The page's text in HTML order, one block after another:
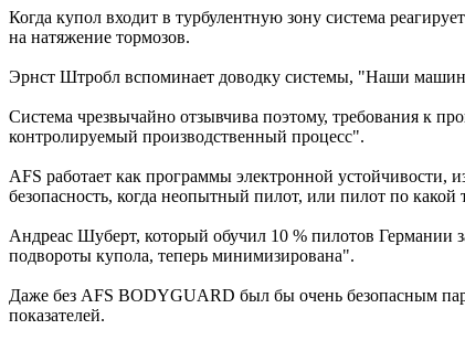
Когда купол входит в турбулентную зону система
на натяжение тормозов.
Эрнст Штробл вспоминает доводку системы, "Наши
Система чрезвычайно отзывчива поэтому, требования к
контролируемый производственный процесс".
AFS работает как программы электронной
безопасность, когда неопытный пилот, или пилот по
Андреас Шуберт, который обучил 10 % пилотов Германии
подвороты купола, теперь минимизирована".
Даже без AFS BODYGUARD был бы очень безопасным
показателей.